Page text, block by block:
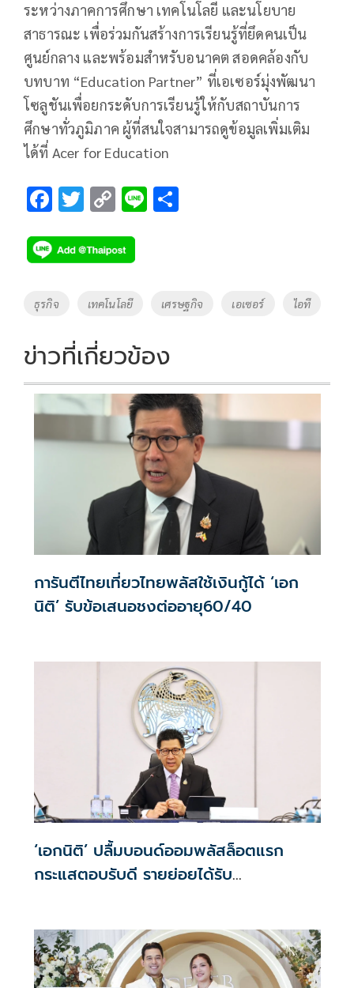
ระหว่างภาคการศึกษา เทคโนโลยี และนโยบาย
สาธารณะ เพื่อร่วมกันสร้างการเรียนรู้ที่ยึดคนเป็น
ศูนย์กลาง และพร้อมสำหรับอนาคต สอดคล้องกับ
บทบาท “Education Partner” ที่เอเซอร์มุ่งพัฒนา
โซลูชันเพื่อยกระดับการเรียนรู้ให้กับสถาบันการ
ศึกษาทั่วภูมิภาค ผู้ที่สนใจสามารถดูข้อมูลเพิ่มเติม
ได้ที่ Acer for Education
F
e
b
o
k
T
tt
er
C
p
y
Li
k
Li
Tags
ธุรกิจ เทคโนโลยี เศรษฐกิจ เอเซอร์ ไอที
ข่าวที่เกี่ยวข้อง
การันตีไทยเที่ยวไทยพลัสใช้เงินกู้ได้ ‘เอก
นิติ’ รับข้อเสนอชงต่ออายุ60/40
‘เอกนิติ’ ปลื้มบอนด์ออมพลัสล็อตแรก
กระแสตอบรับดี รายย่อยได้รับ